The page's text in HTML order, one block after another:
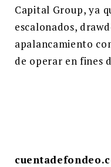
Capital Group, ya
escalonados,
apalancamiento
de operar en fines